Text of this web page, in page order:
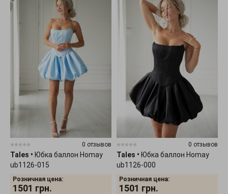
0 отзывов
Tales • Юбка баллон Homay
ub1126-015
Розничная цена:
1501 грн.
0 отзывов
Tales • Юбка баллон Homay
ub1126-000
Розничная цена:
1501 грн.